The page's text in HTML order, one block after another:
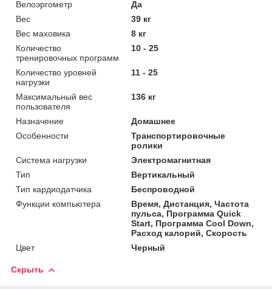
Велоэргометр
Да
Вес
39 кг
Вес маховика
8 кг
Количество
тренировочных программ
10 - 25
Количество уровней
нагрузки
11 - 25
Максимальный вес
пользователя
136 кг
Назначение
Домашнее
Особенности
Транспортировочные
ролики
Система нагрузки
Электромагнитная
Тип
Вертикальный
Тип кардиодатчика
Беспроводной
Функции компьютера
Время, Дистанция, Частота
пульса, Программа Quick
Start, Программа Cool Down,
Расход калорий, Скорость
Цвет
Черный
Скрыть